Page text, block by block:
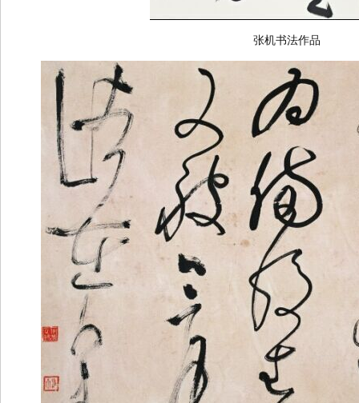
张机书法作品